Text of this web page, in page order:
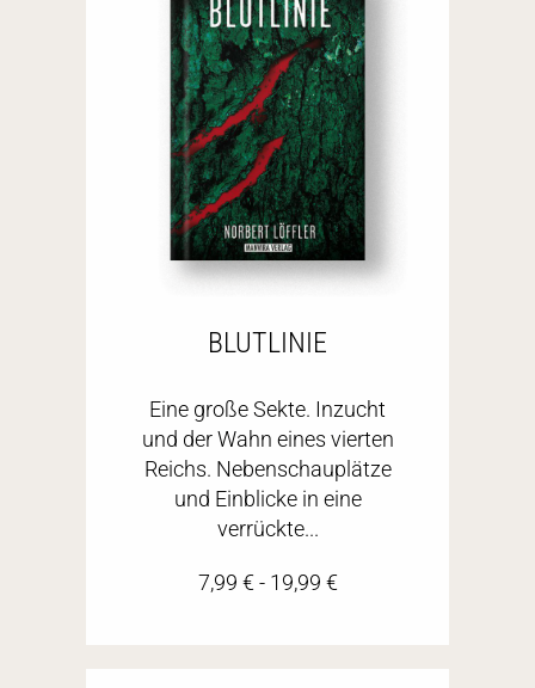
BLUTLINIE
Eine große Sekte. Inzucht
und der Wahn eines vierten
Reichs. Nebenschauplätze
und Einblicke in eine
verrückte...
7,99 € - 19,99 €